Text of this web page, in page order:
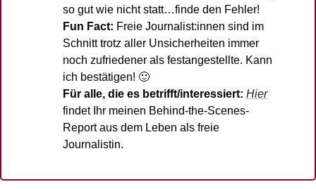
so gut wie nicht statt…finde den Fehler!
Fun Fact: Freie Journalist:innen sind im
Schnitt trotz aller Unsicherheiten immer
noch zufriedener als festangestellte. Kann
ich bestätigen! 🙂
Für alle, die es betrifft/interessiert: Hier
findet Ihr meinen Behind-the-Scenes-
Report aus dem Leben als freie
Journalistin.